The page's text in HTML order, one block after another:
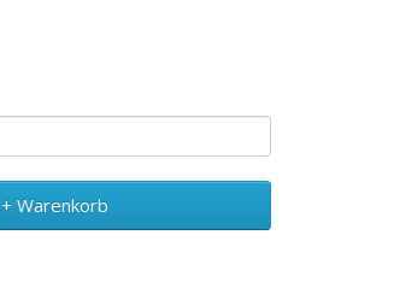
+ Warenkorb